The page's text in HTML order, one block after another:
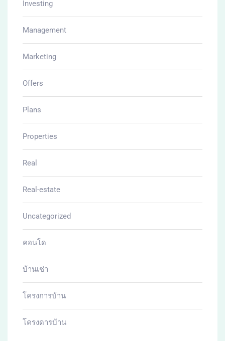
Investing
Management
Marketing
Offers
Plans
Properties
Real
Real-estate
Uncategorized
คอนโด
บ้านเช่า
โครงการบ้าน
โครงดารบ้าน